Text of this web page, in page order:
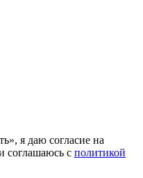
я даю согласие на
соглашаюсь с политикой